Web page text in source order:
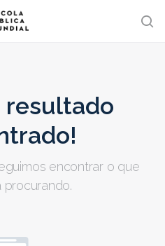
resultado
encontrar o que